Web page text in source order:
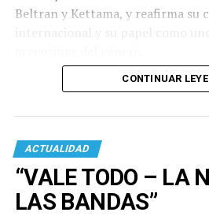
Beltran y Kettama, y reafirma su
CONTINUAR
ACTUALIDAD
“VALE TODO – LA
LAS BANDAS”